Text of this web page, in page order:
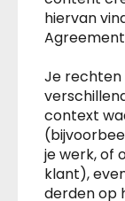
hiervan
Je rechten
context
je werk, of
klant),
derden op